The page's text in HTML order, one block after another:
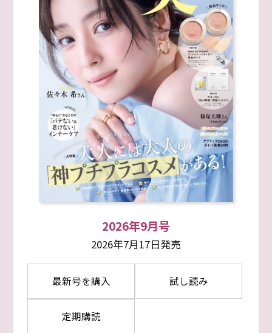
2026年9月号
2026年7月17日発売
最新号を購入 試し読み
定期購読